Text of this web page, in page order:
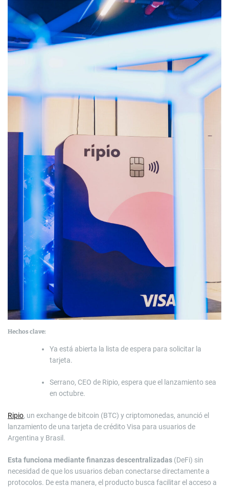
Hechos clave:
Ya está abierta la lista de espera para solicitar la
tarjeta.
Serrano, CEO de Ripio, espera que el lanzamiento sea
en octubre.
Ripio, un exchange de bitcoin (BTC) y criptomonedas, anunció el
lanzamiento de una tarjeta de crédito Visa para usuarios de
Argentina y Brasil.
Esta funciona mediante finanzas descentralizadas (DeFi) sin
necesidad de que los usuarios deban conectarse directamente a
protocolos. De esta manera, el producto busca facilitar el acceso a